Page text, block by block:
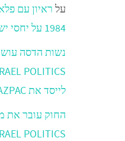
על ראיון עם
1984 על יחסי ישראל -אוונגליסטים
POLITICS
לייסד את AZPAC
החוק עובר את
POLITICS